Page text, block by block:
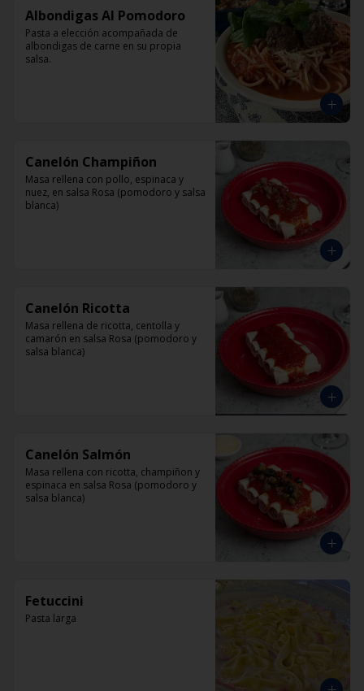
Albondigas Al Pomodoro
Pasta a elección acompañada de
albondigas de carne en su propia
salsa.
Canelón Champiñon
Masa rellena con pollo, espinaca y
nuez, en salsa Rosa (pomodoro y salsa
blanca)
Canelón Ricotta
Masa rellena de ricotta, centolla y
camarón en salsa Rosa (pomodoro y
salsa blanca)
Canelón Salmón
Masa rellena con ricotta, champiñon y
espinaca en salsa Rosa (pomodoro y
salsa blanca)
Fetuccini
Pasta larga